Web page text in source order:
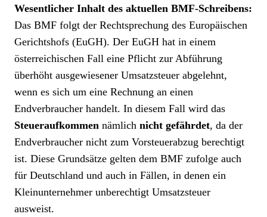
Wesentlicher Inhalt des aktuellen BMF-Schreibens:
Das BMF folgt der Rechtsprechung des Europäischen
Gerichtshofs (EuGH). Der EuGH hat in einem
österreichischen Fall eine Pflicht zur Abführung
überhöht ausgewiesener Umsatzsteuer abgelehnt,
wenn es sich um eine Rechnung an einen
Endverbraucher handelt. In diesem Fall wird das
Steueraufkommen nämlich nicht gefährdet, da der
Endverbraucher nicht zum Vorsteuerabzug berechtigt
ist. Diese Grundsätze gelten dem BMF zufolge auch
für Deutschland und auch in Fällen, in denen ein
Kleinunternehmer unberechtigt Umsatzsteuer
ausweist.